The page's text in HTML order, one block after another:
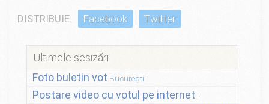
DISTRIBUIE: Facebook Twitter
Ultimele sesizări
Foto buletin vot București
Postare video cu votul pe internet